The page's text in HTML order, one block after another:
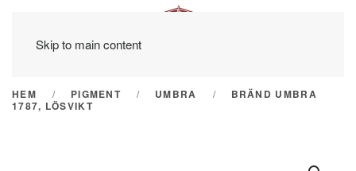
Skip to main content
HEM PIGMENT UMBRA
BRÄND UMBRA
1787, LÖSVIKT